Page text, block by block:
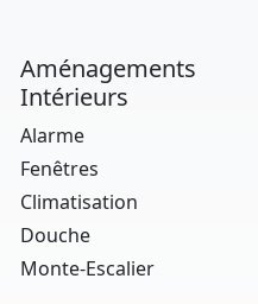
Aménagements
Intérieurs
Alarme
Fenêtres
Climatisation
Douche
Monte-Escalier